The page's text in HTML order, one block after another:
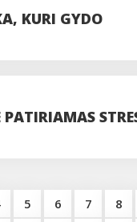
KURI GYDO
PATIRIAMAS
5 6 7 8